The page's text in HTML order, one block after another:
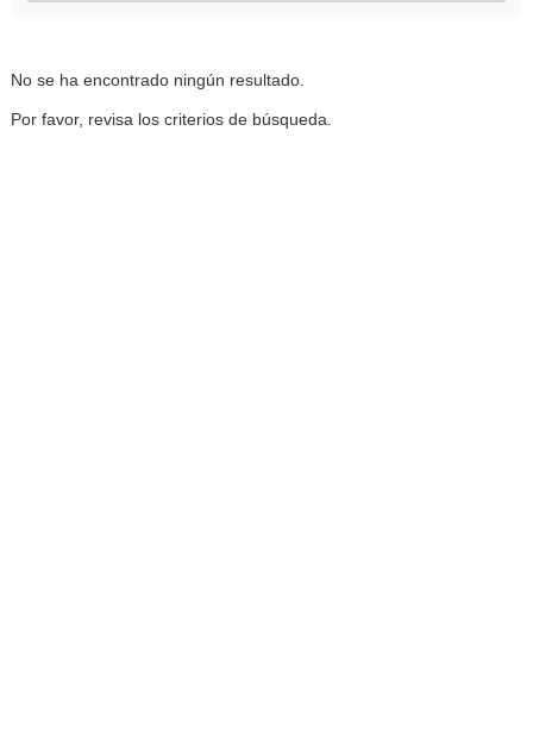
No se ha encontrado ningún resultado.
Por favor, revisa los criterios de búsqueda.